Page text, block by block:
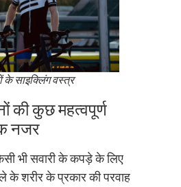
के साइक्लिंग वस्त्र
की कुछ महत्वपूर्ण
नजर
भी सवारी के कपड़े के लिए
शरीर के प्रकार की परवाह